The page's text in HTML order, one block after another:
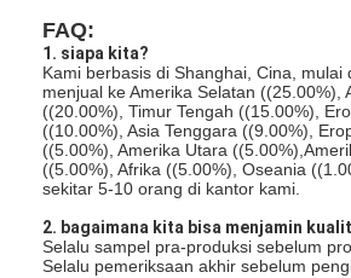
Perlengkapan lainnya
Mesin laser menandai
Paper Bag Forming Machine
Mesin pengemasan otomatis
FAQ:
1. siapa kita?
Kami berbasis di Shanghai, Cina, mulai
menjual ke Amerika Selatan ((25.00%),
((20.00%), Timur Tengah ((15.00%),
((10.00%), Asia Tenggara ((9.00%),
((5.00%), Amerika Utara
((5.00%), Afrika ((5.00%), Oseania
sekitar 5-10 orang di kantor kami.
2. bagaimana kita bisa menjamin
Selalu sampel pra-produksi sebelum
Selalu pemeriksaan akhir sebelum